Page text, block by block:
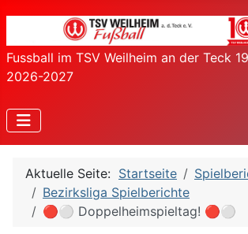
Fussball im TSV Weilheim an der Teck
2026-2027
Aktuelle Seite: Startseite
Bezirksliga Spielberichte
🔴⚪ Doppelheimspieltag! 🔴⚪